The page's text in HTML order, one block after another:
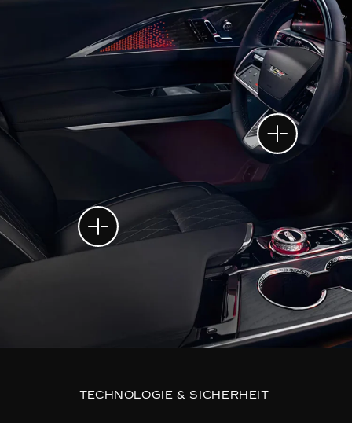
TECHNOLOGIE & SICHERHEIT